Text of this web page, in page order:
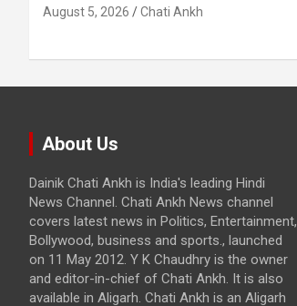
August 5, 2026 Chati Ankh
About Us
Dainik Chati Ankh is India's leading Hindi
News Channel. Chati Ankh News channel
covers latest news in Politics, Entertainment,
Bollywood, business and sports., launched
on 11 May 2012. Y K Chaudhry is the owner
and editor-in-chief of Chati Ankh. It is also
available in Aligarh. Chati Ankh is an Aligarh